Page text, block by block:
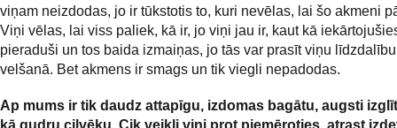
viņam neizdodas, jo ir tūkstotis to, kuri nevēlas, lai šo akmeni
Viņi vēlas, lai viss paliek, kā ir, jo viņi jau ir, kaut kā
pieraduši un tos baida izmaiņas, jo tās var prasīt viņu
velšanā. Bet akmens ir smags un tik viegli nepadodas.
Ap mums ir tik daudz attapīgu, izdomas bagātu, augsti
kā gudru cilvēku. Cik veikli viņi prot piemēroties, atrast